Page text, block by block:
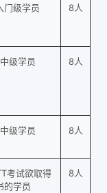
门级学员 8人
级学员 8人
级学员 8人
考试欲取得
的学员
8人